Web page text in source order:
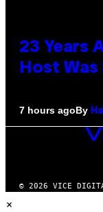
23 Years
Host
7 hours agoBy
VICE
© 2026 VICE
×